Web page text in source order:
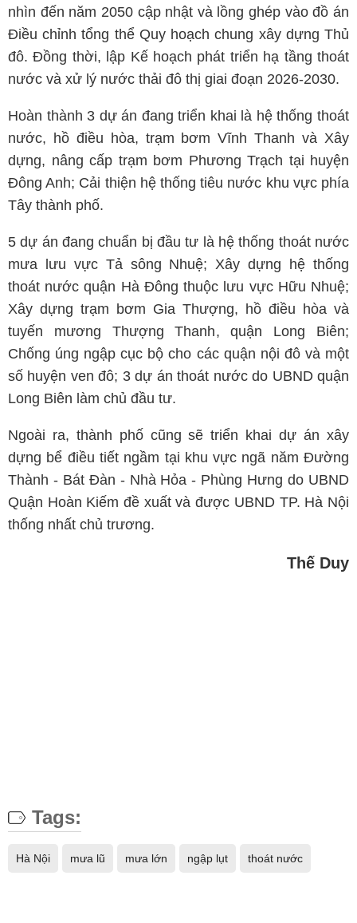
nhìn đến năm 2050 cập nhật và lồng ghép vào đồ án
Điều chỉnh tổng thể Quy hoạch chung xây dựng Thủ
đô. Đồng thời, lập Kế hoạch phát triển hạ tầng thoát
nước và xử lý nước thải đô thị giai đoạn 2026-2030.
Hoàn thành 3 dự án đang triển khai là hệ thống thoát
nước, hồ điều hòa, trạm bơm Vĩnh Thanh và Xây
dựng, nâng cấp trạm bơm Phương Trạch tại huyện
Đông Anh; Cải thiện hệ thống tiêu nước khu vực phía
Tây thành phố.
5 dự án đang chuẩn bị đầu tư là hệ thống thoát nước
mưa lưu vực Tả sông Nhuệ; Xây dựng hệ thống
thoát nước quận Hà Đông thuộc lưu vực Hữu Nhuệ;
Xây dựng trạm bơm Gia Thượng, hồ điều hòa và
tuyến mương Thượng Thanh, quận Long Biên;
Chống úng ngập cục bộ cho các quận nội đô và một
số huyện ven đô; 3 dự án thoát nước do UBND quận
Long Biên làm chủ đầu tư.
Ngoài ra, thành phố cũng sẽ triển khai dự án xây
dựng bể điều tiết ngầm tại khu vực ngã năm Đường
Thành - Bát Đàn - Nhà Hỏa - Phùng Hưng do UBND
Quận Hoàn Kiếm đề xuất và được UBND TP. Hà Nội
thống nhất chủ trương.
Thế Duy
Tags:
Hà Nội mưa lũ mưa lớn ngập lụt thoát nước